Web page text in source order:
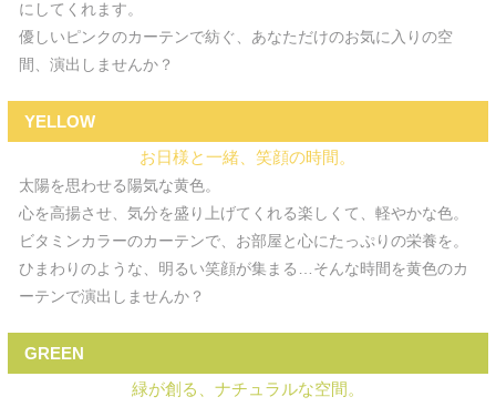
にしてくれます。
優しいピンクのカーテンで紡ぐ、あなただけのお気に入りの空
間、演出しませんか？
YELLOW
お日様と一緒、笑顔の時間。
太陽を思わせる陽気な黄色。
心を高揚させ、気分を盛り上げてくれる楽しくて、軽やかな色。
ビタミンカラーのカーテンで、お部屋と心にたっぷりの栄養を。
ひまわりのような、明るい笑顔が集まる…そんな時間を黄色のカ
ーテンで演出しませんか？
GREEN
緑が創る、ナチュラルな空間。